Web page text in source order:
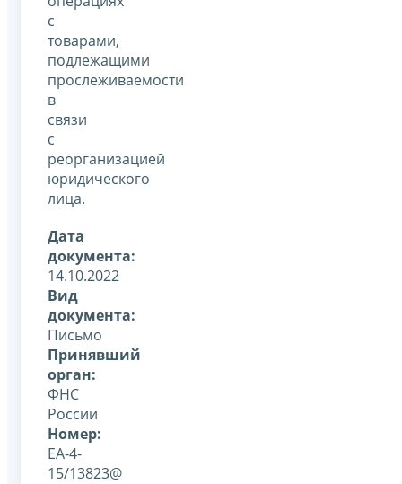
с
товарами,
подлежащими
прослеживаемости
в
связи
с
реорганизацией
юридического
лица.
Дата
документа:
14.10.2022
Вид
документа:
Письмо
Принявший
орган:
ФНС
России
Номер:
ЕА-4-
15/13823@